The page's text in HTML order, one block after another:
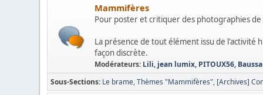
Mammifères
Pour poster et critiquer des photographies
La présence de tout élément issu de l'activité
façon discrète.
Modérateurs: Lili, jean lumix, PITOUX56,
Sous-Sections Le brame Thèmes "Mammifères" [Archives]